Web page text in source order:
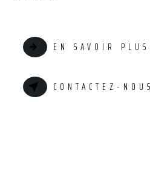
EN SAVOIR PLUS
CONTACTEZ-NOUS